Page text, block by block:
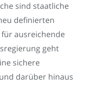
sind staatliche
definierten
ausreichende
geht
sichere
darüber hinaus